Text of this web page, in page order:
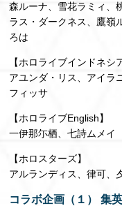
森ルーナ、雪花ラミィ、
ラス・ダークネス、鷹嶺
ろは
【ホロライブインドネシ
アユンダ・リス、アイラ
フィッサ
【ホロライブEnglish】
一伊那尓栖、七詩ムメイ
【ホロスターズ】
アルランディス、律可、
コラボ企画（１） 集